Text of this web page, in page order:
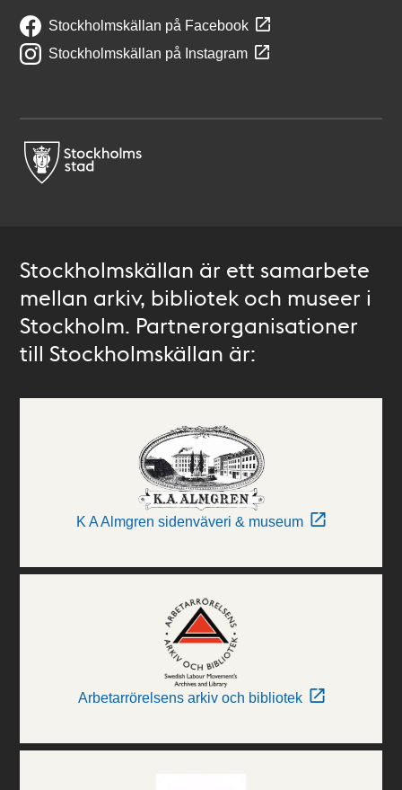
Stockholmskällan på Facebook
Stockholmskällan på Instagram
Stockholmskällan är ett samarbete
mellan arkiv, bibliotek och museer i
Stockholm. Partnerorganisationer
till Stockholmskällan är:
K A Almgren sidenväveri & museum
Arbetarrörelsens arkiv och bibliotek